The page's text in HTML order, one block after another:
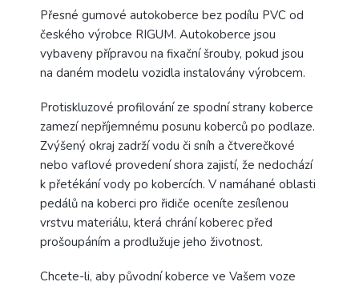
Přesné gumové autokoberce bez podílu PVC od
českého výrobce RIGUM. Autokoberce jsou
vybaveny přípravou na fixační šrouby, pokud jsou
na daném modelu vozidla instalovány výrobcem.
Protiskluzové profilování ze spodní strany koberce
zamezí nepříjemnému posunu koberců po podlaze.
Zvýšený okraj zadrží vodu či sníh a čtverečkové
nebo vaflové provedení shora zajistí, že nedochází
k přetékání vody po kobercích. V namáhané oblasti
pedálů na koberci pro řidiče oceníte zesílenou
vrstvu materiálu, která chrání koberec před
prošoupáním a prodlužuje jeho životnost.
Chcete-li, aby původní koberce ve Vašem voze